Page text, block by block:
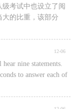
考试中也设立了阅
的比重，该部分
12-06
nine statements.
to answer each of